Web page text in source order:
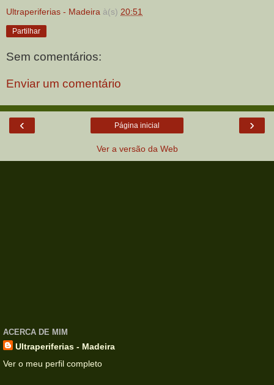
Ultraperiferias - Madeira à(s) 20:51
Partilhar
Sem comentários:
Enviar um comentário
‹ ›
Página inicial
Ver a versão da Web
ACERCA DE MIM
Ultraperiferias - Madeira
Ver o meu perfil completo